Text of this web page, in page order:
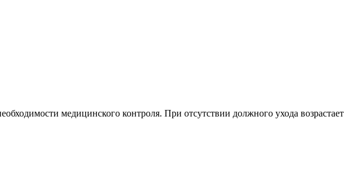
медицинского контроля. При отсутствии должного ухода возрастает